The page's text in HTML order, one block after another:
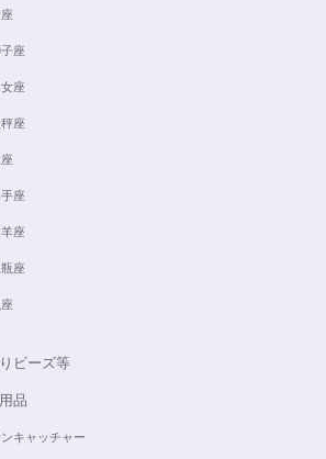
座
座
座
座
座
座
ビーズ等
品
キャッチャー